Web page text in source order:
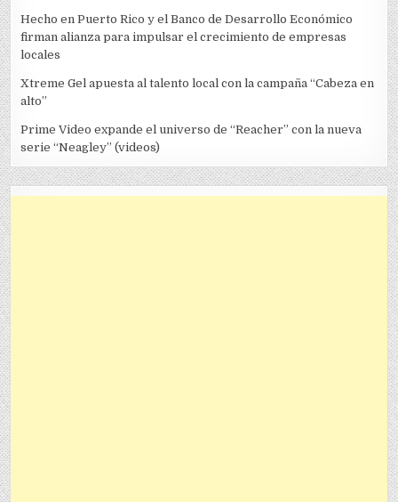
Hecho en Puerto Rico y el Banco de Desarrollo Económico
firman alianza para impulsar el crecimiento de empresas
locales
Xtreme Gel apuesta al talento local con la campaña “Cabeza en
alto”
Prime Video expande el universo de “Reacher” con la nueva
serie “Neagley” (videos)